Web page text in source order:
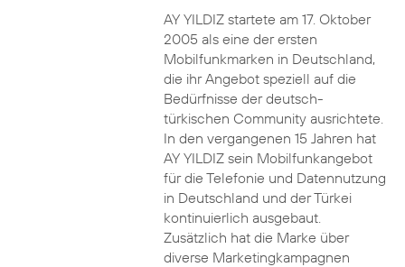
AY YILDIZ startete am 17. Oktober
2005 als eine der ersten
Mobilfunkmarken in Deutschland,
die ihr Angebot speziell auf die
Bedürfnisse der deutsch-
türkischen Community ausrichtete.
In den vergangenen 15 Jahren hat
AY YILDIZ sein Mobilfunkangebot
für die Telefonie und Datennutzung
in Deutschland und der Türkei
kontinuierlich ausgebaut.
Zusätzlich hat die Marke über
diverse Marketingkampagnen